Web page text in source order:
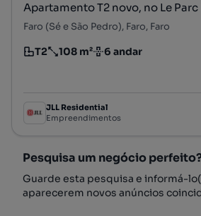
Apartamento T2 novo, no Le Parc
Faro (Sé e São Pedro), Faro, Faro
Tipologia
T2
Preço por metro quadrado
108 m²
Andar 6 andar
JLL Residential
Empreendimentos
Pesquisa um negócio
Guarde esta pesquisa e informá-
aparecerem novos anúncios